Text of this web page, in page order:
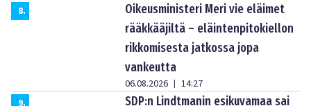
8.
Oikeusministeri Meri vie eläimet
rääkkääjiltä – eläintenpitokiellon
rikkomisesta jatkossa jopa
vankeutta
06.08.2026 | 14:27
SDP:n Lindtmanin esikuvamaa sai